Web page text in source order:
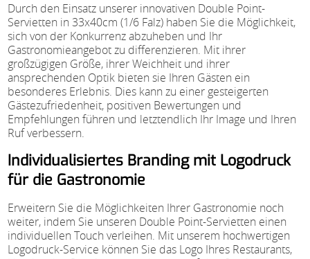
Durch den Einsatz unserer innovativen Double Point-
Servietten in 33x40cm (1/6 Falz) haben Sie die Möglichkeit,
sich von der Konkurrenz abzuheben und Ihr
Gastronomieangebot zu differenzieren. Mit ihrer
großzügigen Größe, ihrer Weichheit und ihrer
ansprechenden Optik bieten sie Ihren Gästen ein
besonderes Erlebnis. Dies kann zu einer gesteigerten
Gästezufriedenheit, positiven Bewertungen und
Empfehlungen führen und letztendlich Ihr Image und Ihren
Ruf verbessern.
Individualisiertes Branding mit Logodruck
für die Gastronomie
Erweitern Sie die Möglichkeiten Ihrer Gastronomie noch
weiter, indem Sie unseren Double Point-Servietten einen
individuellen Touch verleihen. Mit unserem hochwertigen
Logodruck-Service können Sie das Logo Ihres Restaurants,